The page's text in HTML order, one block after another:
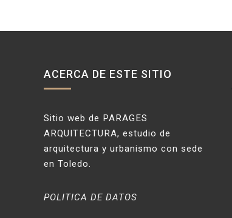
ACERCA DE ESTE SITIO
Sitio web de PARAGES
ARQUITECTURA, estudio de
arquitectura y urbanismo con sede
en Toledo.
POLITICA DE DATOS